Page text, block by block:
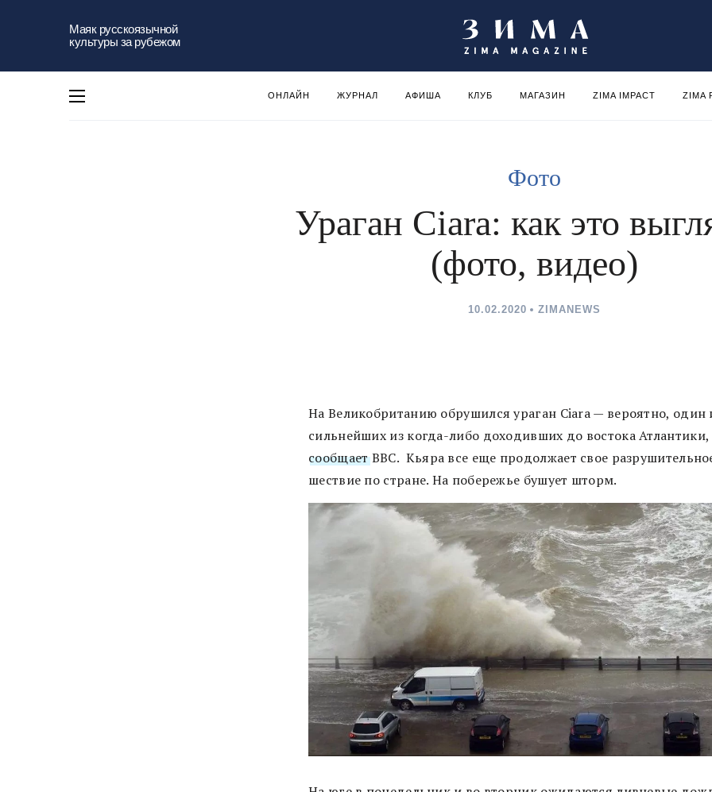
Маяк русскоязычной
культуры за рубежом
ОНЛАЙН ЖУРНАЛ АФИША КЛУБ МАГАЗИН ZIMA IMPACT ZIMA
Фото
Ураган Ciara: как это
(фото, видео)
10.02.2020 ZIMANEWS
На Великобританию обрушился ураган Ciara — вероятно, один
сильнейших из когда-либо доходивших до востока Атлантики,
сообщаетBBC. Кьяра все еще продолжает свое
шествие по стране. На побережье бушует шторм.